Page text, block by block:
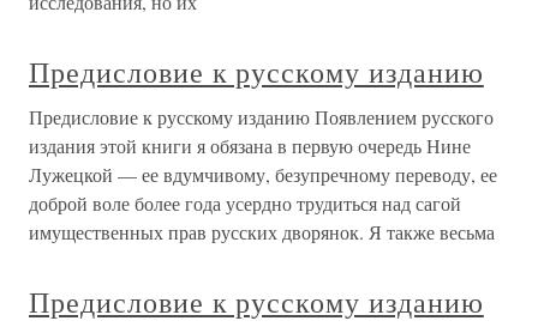
Предисловие к русскому изданию
Предисловие к русскому изданию Появлением русского
издания этой книги я обязана в первую очередь Нине
Лужецкой — ее вдумчивому, безупречному переводу, ее
доброй воле более года усердно трудиться над сагой
имущественных прав русских дворянок. Я также весьма
Предисловие к русскому изданию